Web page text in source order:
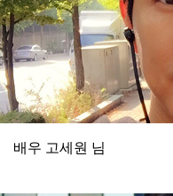
배우 고세원 님